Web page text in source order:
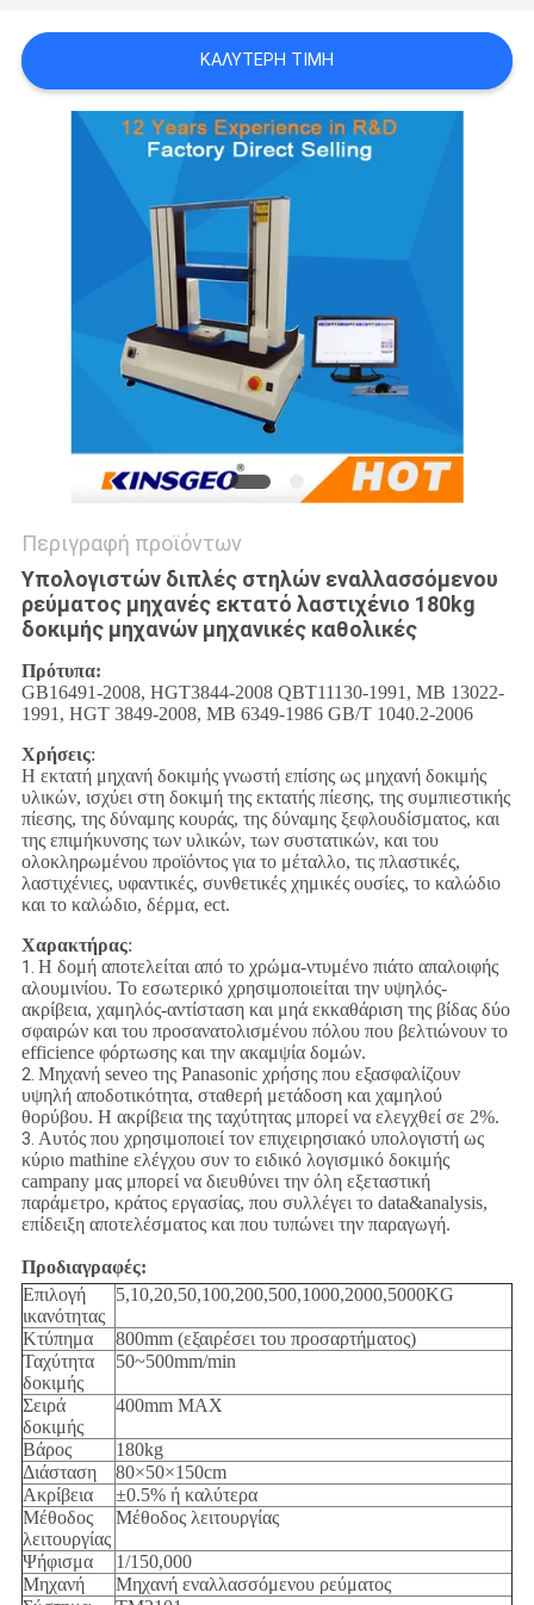
PRIVACY
POLICY
ΚΑΛΎΤΕΡΗ ΤΙΜΉ
Περιγραφή προϊόντων
Υπολογιστών διπλές στηλών εναλλασσόμενου
ρεύματος μηχανές εκτατό λαστιχένιο 180kg
δοκιμής μηχανών μηχανικές καθολικές
Πρότυπα:
GB16491-2008, HGT3844-2008 QBT11130-1991, ΜΒ 13022-
1991, HGT 3849-2008, ΜΒ 6349-1986 GB/T 1040.2-2006
Χρήσεις:
Η εκτατή μηχανή δοκιμής γνωστή επίσης ως μηχανή δοκιμής
υλικών, ισχύει στη δοκιμή της εκτατής πίεσης, της συμπιεστικής
πίεσης, της δύναμης κουράς, της δύναμης ξεφλουδίσματος, και
της επιμήκυνσης των υλικών, των συστατικών, και του
ολοκληρωμένου προϊόντος για το μέταλλο, τις πλαστικές,
λαστιχένιες, υφαντικές, συνθετικές χημικές ουσίες, το καλώδιο
και το καλώδιο, δέρμα, ect.
Χαρακτήρας:
1. Η δομή αποτελείται από το χρώμα-ντυμένο πιάτο απαλοιφής
αλουμινίου. Το εσωτερικό χρησιμοποιείται την υψηλός-
ακρίβεια, χαμηλός-αντίσταση και μηά εκκαθάριση της βίδας δύο
σφαιρών και του προσανατολισμένου πόλου που βελτιώνουν το
efficience φόρτωσης και την ακαμψία δομών.
2. Μηχανή seveo της Panasonic χρήσης που εξασφαλίζουν
υψηλή αποδοτικότητα, σταθερή μετάδοση και χαμηλού
θορύβου. Η ακρίβεια της ταχύτητας μπορεί να ελεγχθεί σε 2%.
3. Αυτός που χρησιμοποιεί τον επιχειρησιακό υπολογιστή ως
κύριο mathine ελέγχου συν το ειδικό λογισμικό δοκιμής
campany μας μπορεί να διευθύνει την όλη εξεταστική
παράμετρο, κράτος εργασίας, που συλλέγει το data&analysis,
επίδειξη αποτελέσματος και που τυπώνει την παραγωγή.
Προδιαγραφές:
Επιλογή
ικανότητας
5,10,20,50,100,200,500,1000,2000,5000KG
Κτύπημα
800mm (εξαιρέσει του προσαρτήματος)
Ταχύτητα
δοκιμής
50~500mm/min
Σειρά
δοκιμής
400mm MAX
Βάρος
180kg
Διάσταση
80×50×150cm
Ακρίβεια
±0.5% ή καλύτερα
Μέθοδος
λειτουργίας
Μέθοδος λειτουργίας
Ψήφισμα
1/150,000
Μηχανή
Μηχανή εναλλασσόμενου ρεύματος